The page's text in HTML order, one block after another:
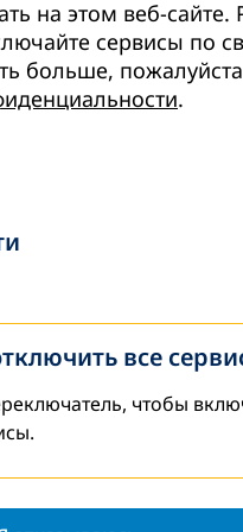
продолжать
обучающейся
в виде дорожной
поддерживать работу
сотрудничество со
и инклюзивного
DVV
Азии
на этом веб-сайте.
сервисы по
больше,
.
все
чтобы